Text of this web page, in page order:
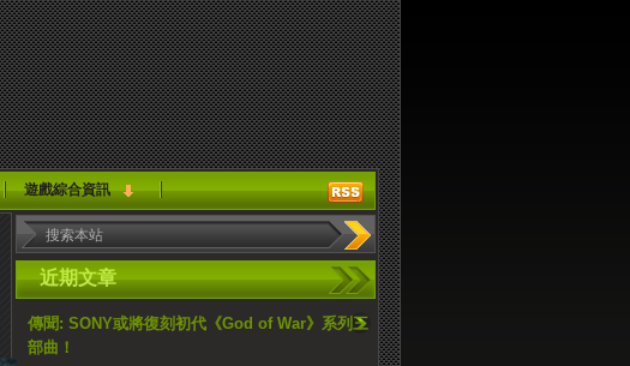
遊戲綜合資訊
近期文章
傳聞: SONY或將復刻初代《God of War》系列三
部曲！